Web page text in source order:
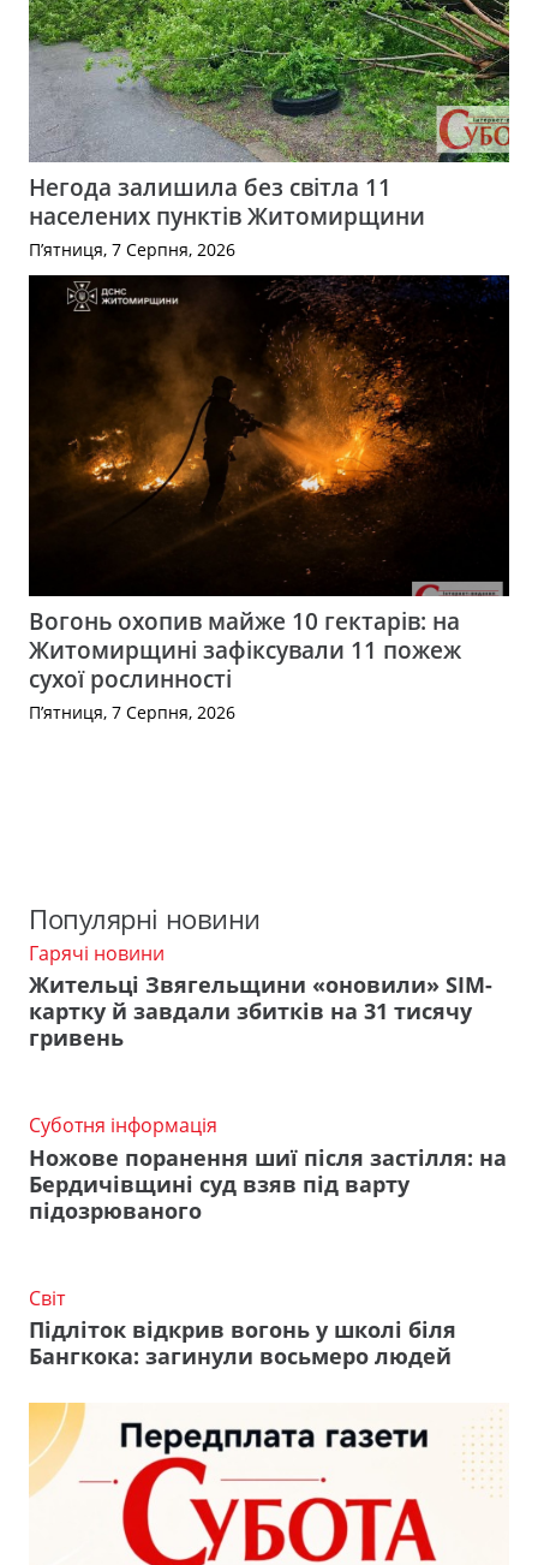
Негода залишила без світла 11
населених пунктів Житомирщини
П’ятниця, 7 Серпня, 2026
Вогонь охопив майже 10 гектарів: на
Житомирщині зафіксували 11 пожеж
сухої рослинності
П’ятниця, 7 Серпня, 2026
Популярні новини
Гарячі новини
Жительці Звягельщини «оновили» SIM-
картку й завдали збитків на 31 тисячу
гривень
Суботня інформація
Ножове поранення шиї після застілля: на
Бердичівщині суд взяв під варту
підозрюваного
Світ
Підліток відкрив вогонь у школі біля
Бангкока: загинули восьмеро людей